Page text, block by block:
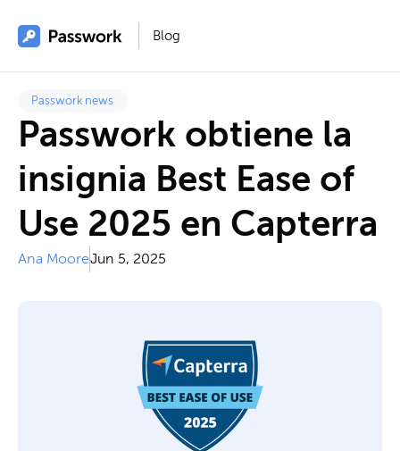
Blog
Passwork news
Passwork obtiene la
insignia Best Ease of
Use 2025 en Capterra
Ana MooreJun 5, 2025